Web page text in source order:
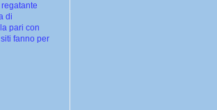
di
pari con
fanno per